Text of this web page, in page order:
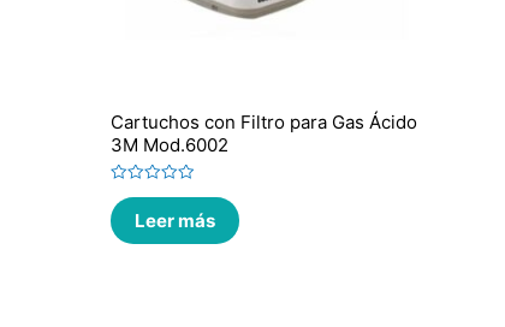
Cartuchos con Filtro para Gas Ácido
3M Mod.6002
Valorado
en
0
de
Leer más